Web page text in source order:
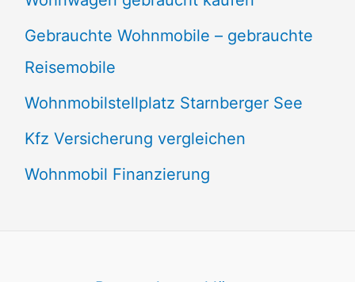
Gebrauchte Wohnmobile – gebrauchte
Reisemobile
Wohnmobilstellplatz Starnberger See
Kfz Versicherung vergleichen
Wohnmobil Finanzierung